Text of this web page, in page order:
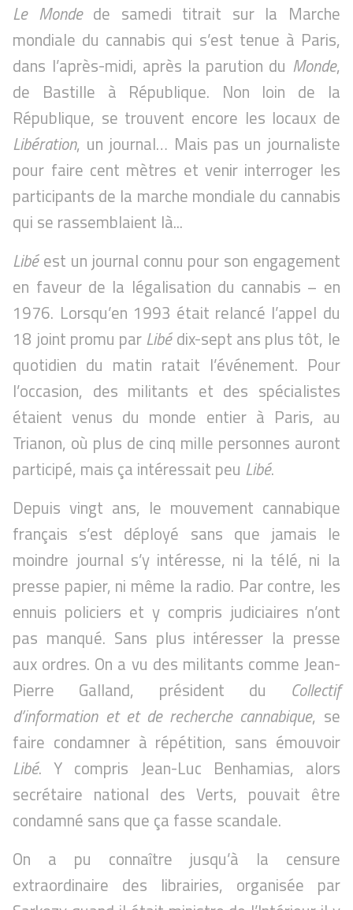
Le Mondede samedi titrait sur la Marche
mondiale du cannabis qui s’est tenue à Paris,
dans l’après-midi, après la parution du Monde,
de Bastille à République. Non loin de la
République, se trouvent encore les locaux de
Libération, un journal… Mais pas un journaliste
pour faire cent mètres et venir interroger les
participants de la marche mondiale du cannabis
qui se rassemblaient là...
Libéest un journal connu pour son engagement
en faveur de la légalisation du cannabis – en
1976. Lorsqu’en 1993 était relancé l’appel du
18 joint promu parLibédix-sept ans plus tôt, le
quotidien du matin ratait l’événement. Pour
l’occasion, des militants et des spécialistes
étaient venus du monde entier à Paris, au
Trianon, où plus de cinq mille personnes auront
participé, mais ça intéressait peu Libé.
Depuis vingt ans, le mouvement cannabique
français s’est déployé sans que jamais le
moindre journal s’y intéresse, ni la télé, ni la
presse papier, ni même la radio. Par contre, les
ennuis policiers et y compris judiciaires n’ont
pas manqué. Sans plus intéresser la presse
aux ordres. On a vu des militants comme Jean-
Pierre Galland, président du Collectif
d’information et et de recherche cannabique, se
faire condamner à répétition, sans émouvoir
Libé. Y compris Jean-Luc Benhamias, alors
secrétaire national des Verts, pouvait être
condamné sans que ça fasse scandale.
On a pu connaître jusqu’à la censure
extraordinaire des librairies, organisée par